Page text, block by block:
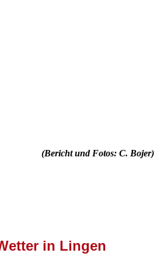
(Bericht und Fotos: C. Bojer)
in Lingen